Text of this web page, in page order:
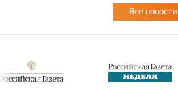
Все новости